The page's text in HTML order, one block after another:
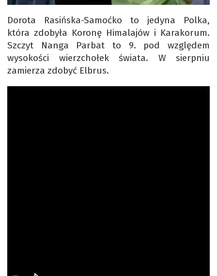
Dorota Rasińska-Samoćko to jedyna Polka,
która zdobyła Koronę Himalajów i Karakorum.
Szczyt Nanga Parbat to 9. pod względem
wysokości wierzchołek świata. W sierpniu
zamierza zdobyć Elbrus.